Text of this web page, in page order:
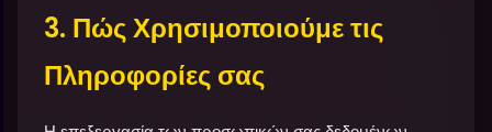
3. Πώς Χρησιμοποιούμε τις
Πληροφορίες σας